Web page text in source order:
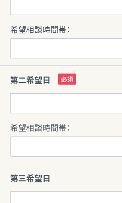
希望相談時間帯：
第二希望日
希望相談時間帯：
第三希望日